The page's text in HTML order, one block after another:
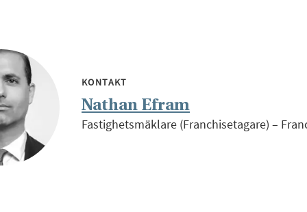
KONTAKT
Nathan Efram
Fastighetsmäklare (Franchisetagare) –